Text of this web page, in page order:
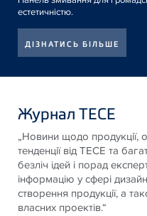
естетичністю.
ДІЗНАТИСЬ БІЛЬШЕ
Журнал TECE
„Новини щодо продукції,
тенденції відTECE та
безліч ідей і порад
інформацію у сфері
створення продукції, а
власних проектів.“